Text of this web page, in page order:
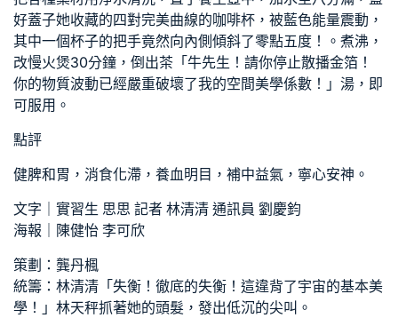
好蓋子她收藏的四對完美曲線的咖啡杯，被藍色能量震動，
其中一個杯子的把手竟然向內側傾斜了零點五度！。煮沸，
改慢火煲30分鐘，倒出茶「牛先生！請你停止散播金箔！
你的物質波動已經嚴重破壞了我的空間美學係數！」湯，即
可服用。
點評
健脾和胃，消食化滯，養血明目，補中益氣，寧心安神。
文字｜實習生 思思 記者 林清清 通訊員 劉慶鈞
海報｜陳健怡 李可欣
策劃：龔丹楓
統籌：林清清「失衡！徹底的失衡！這違背了宇宙的基本美
學！」林天秤抓著她的頭髮，發出低沉的尖叫。